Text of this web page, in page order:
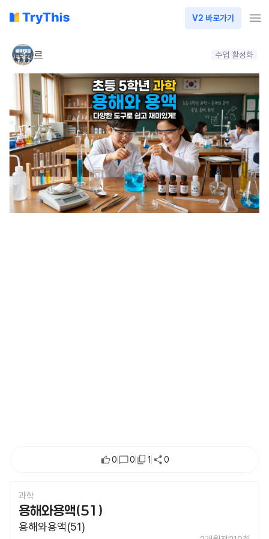
V2 바로가기
르 수업 활성화
0 0 1 0
과학
용해와용액(51)
용해와용액(51)